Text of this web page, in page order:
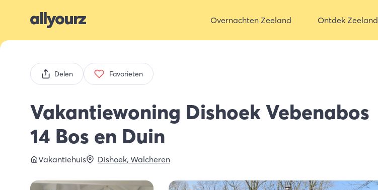
Overnachten Zeeland Ontdek Zeeland
Delen Favorieten
Vakantiewoning Dishoek Vebenabos
14 Bos en Duin
Vakantiehuis Dishoek, Walcheren